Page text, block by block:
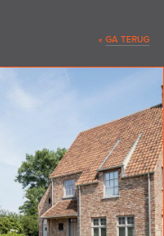
« GA TERUG